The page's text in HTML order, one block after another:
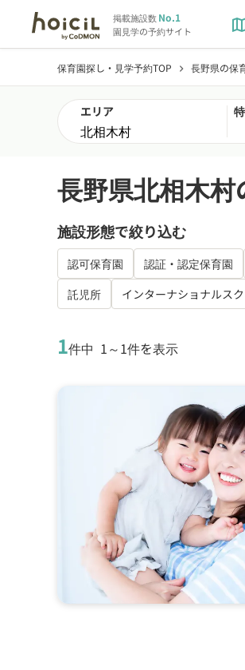
掲載施設数No.1
園見学の予約サイト map
保育園探し・見学予約TOP chevron_right 長野県の保
エリア
長野県北相木
施設形態で絞り込む
認可保育園 認証・認定保育園
託児所
インターナショナルス
1件中 1～1件を表示